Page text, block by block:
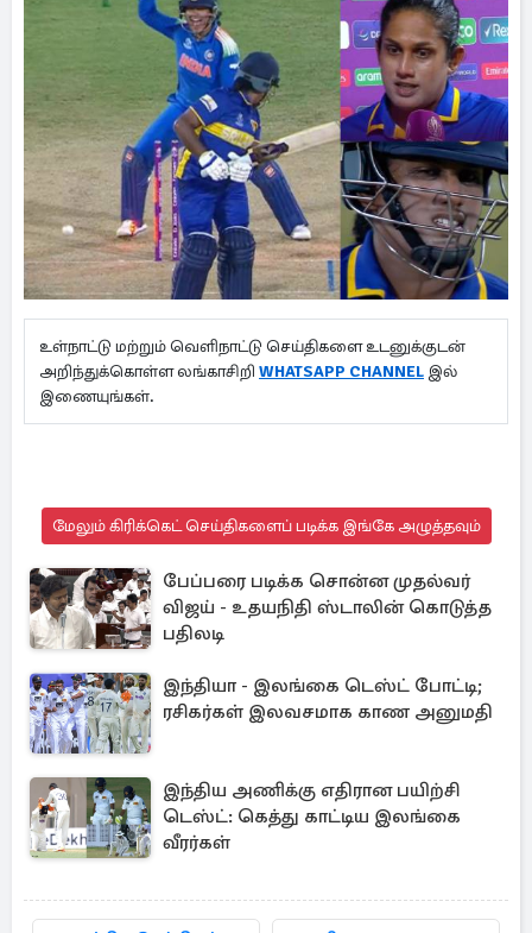
உள்நாட்டு மற்றும் வெளிநாட்டு செய்திகளை உடனுக்குடன்
அறிந்துக்கொள்ள லங்காசிறி WHATSAPP CHANNEL இல்
இணையுங்கள்.
மேலும் கிரிக்கெட் செய்திகளைப் படிக்க இங்கே அழுத்தவும்
பேப்பரை படிக்க சொன்ன முதல்வர்
விஜய் - உதயநிதி ஸ்டாலின் கொடுத்த
பதிலடி
இந்தியா - இலங்கை டெஸ்ட் போட்டி;
ரசிகர்கள் இலவசமாக காண அனுமதி
இந்திய அணிக்கு எதிரான பயிற்சி
டெஸ்ட்: கெத்து காட்டிய இலங்கை
வீரர்கள்